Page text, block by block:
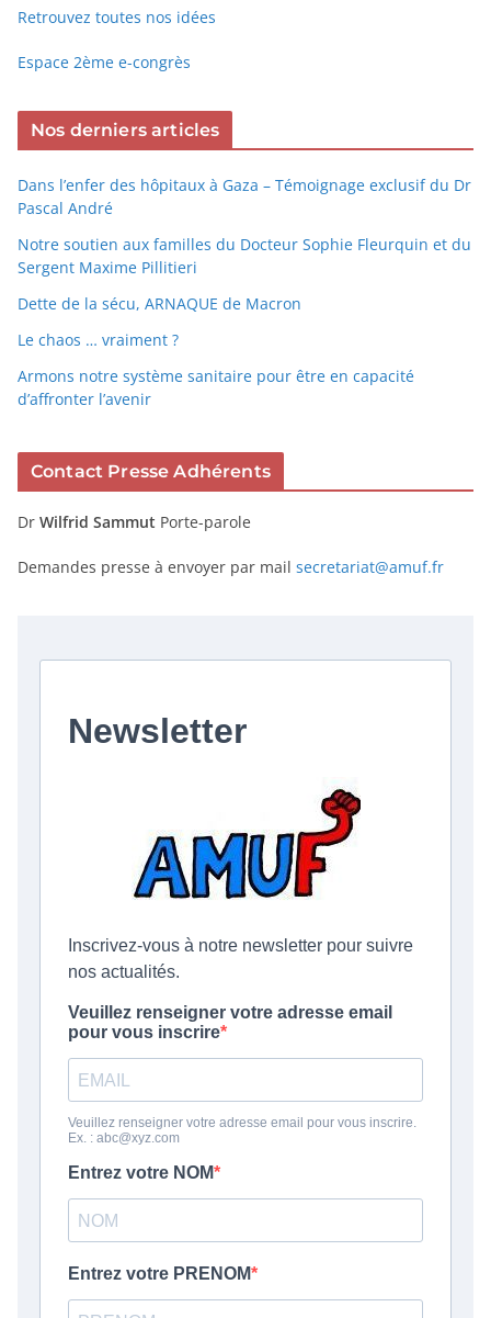
Retrouvez toutes nos idées
Espace 2ème e-congrès
Nos derniers articles
Dans l’enfer des hôpitaux à Gaza – Témoignage exclusif du Dr
Pascal André
Notre soutien aux familles du Docteur Sophie Fleurquin et du
Sergent Maxime Pillitieri
Dette de la sécu, ARNAQUE de Macron
Le chaos … vraiment ?
Armons notre système sanitaire pour être en capacité
d’affronter l’avenir
Contact Presse Adhérents
Dr Wilfrid Sammut Porte-parole
Demandes presse à envoyer par mail secretariat@amuf.fr